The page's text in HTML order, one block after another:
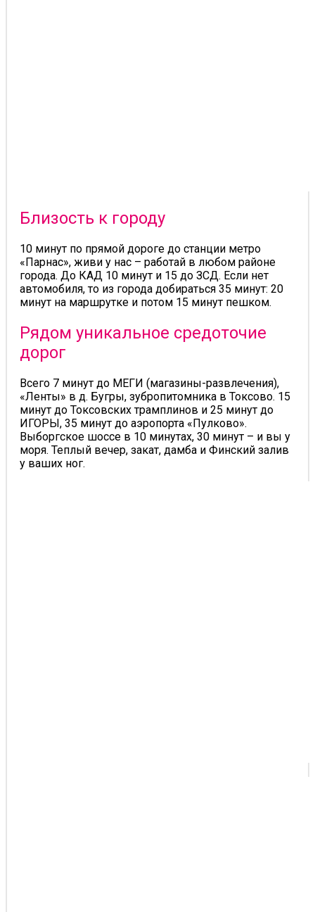
Близость к городу
10 минут по прямой дороге до станции метро
«Парнас», живи у нас – работай в любом районе
города. До КАД 10 минут и 15 до ЗСД. Если нет
автомобиля, то из города добираться 35 минут: 20
минут на маршрутке и потом 15 минут пешком.
Рядом уникальное средоточие
дорог
Всего 7 минут до МЕГИ (магазины-развлечения),
«Ленты» в д. Бугры, зубропитомника в Токсово. 15
минут до Токсовских трамплинов и 25 минут до
ИГОРЫ, 35 минут до аэропорта «Пулково».
Выборгское шоссе в 10 минутах, 30 минут – и вы у
моря. Теплый вечер, закат, дамба и Финский залив
у ваших ног.